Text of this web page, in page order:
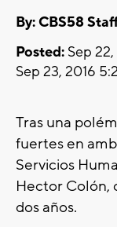
By: CBS58
Posted: Sep
Sep 23, 2016
Tras una
fuertes en
Servicios
Hector Colón,
dos años.